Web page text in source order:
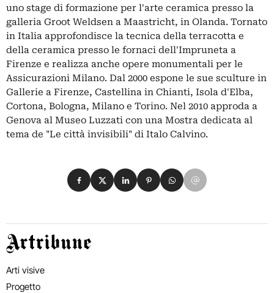
uno stage di formazione per l'arte ceramica presso la
galleria Groot Weldsen a Maastricht, in Olanda. Tornato
in Italia approfondisce la tecnica della terracotta e
della ceramica presso le fornaci dell'Impruneta a
Firenze e realizza anche opere monumentali per le
Assicurazioni Milano. Dal 2000 espone le sue sculture in
Gallerie a Firenze, Castellina in Chianti, Isola d'Elba,
Cortona, Bologna, Milano e Torino. Nel 2010 approda a
Genova al Museo Luzzati con una Mostra dedicata al
tema de "Le città invisibili" di Italo Calvino.
Condividi su Facebook
Condividi su X
Condividi su LinkedIn
Condividi su Pinterest
Condividi su WhatsApp
Condividi su Email
Artribune
Arti visive
Progetto